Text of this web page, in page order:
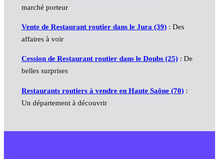
marché porteur
Vente de Restaurant routier dans le Jura (39): Des
affaires à voir
Cession de Restaurant routier dans le Doubs (25): De
belles surprises
Restaurants routiers à vendre en Haute Saône (70):
Un département à découvrir